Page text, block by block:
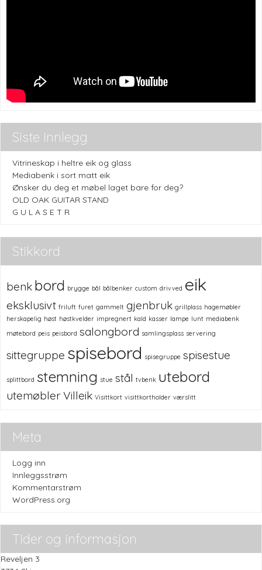
Siste innlegg
Vitrineskap i heltre eik og glass
Mediabenk i sort matt eik
Ønsker du deg et møbel laget bare for deg?
OLD OAK GUITAR STAND
G U L A S E T R
Stikkord
benk bord brygge bål bålbenker custom drivved eik
eksklusivt friluft furet gammelt gjenbruk grillplass hagemøbler
herskapelig høst høstkvelder impregnert kald kasser lampe lunt mediabenk
møtebord peis peisbord salongbord samlingsplass servering
sittegruppe spisebord spisegruppe spisestue
splittbord stemning stue stål tvbenk utebord
utemøblerVilleik Visittkort visittkortholder værslitt
Meta
Logg inn
Innleggsstrøm
Kommentarstrøm
WordPress.org
Tider og informasjon
Reveljen 3